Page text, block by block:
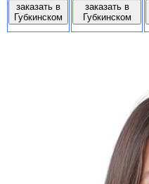
заказать в
Губкинском
заказать в
Губкинском